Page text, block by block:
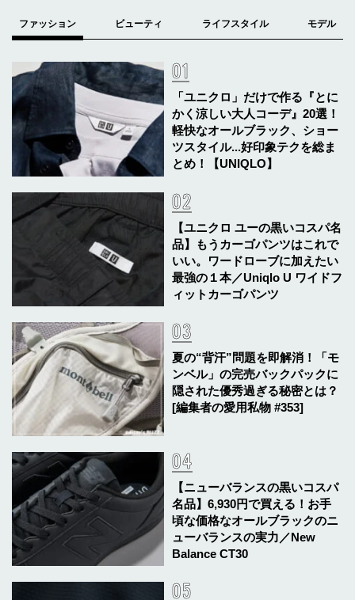
「ユニクロ」だけで作る『とに
かく涼しい大人コーデ』20選！
軽快なオールブラック、ショー
ツスタイル...好印象テクを総ま
とめ！【UNIQLO】
【ユニクロ ユーの黒いコスパ名
品】もうカーゴパンツはこれで
いい。ワードローブに加えたい
最強の１本／Uniqlo U ワイドフ
ィットカーゴパンツ
夏の“背汗”問題を即解消！「モ
ンベル」の完売バックパックに
隠された優秀過ぎる秘密とは？
[編集者の愛用私物 #353]
【ニューバランスの黒いコスパ
名品】6,930円で買える！お手
頃な価格なオールブラックのニ
ューバランスの実力／New
Balance CT30